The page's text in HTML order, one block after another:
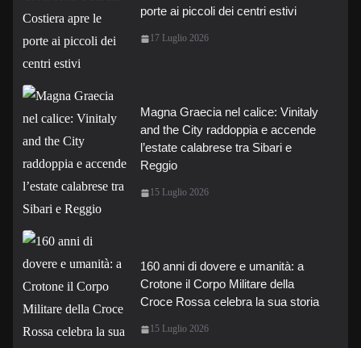
porte ai piccoli dei centri estivi
17 Luglio 2026
Magna Graecia nel calice: Vinitaly
and the City raddoppia e accende
l’estate calabrese tra Sibari e
Reggio
15 Luglio 2026
160 anni di dovere e umanità: a
Crotone il Corpo Militare della
Croce Rossa celebra la sua storia
15 Luglio 2026